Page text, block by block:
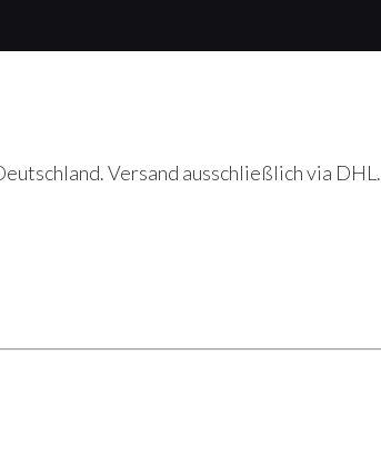
Versand ausschließlich via DHL.